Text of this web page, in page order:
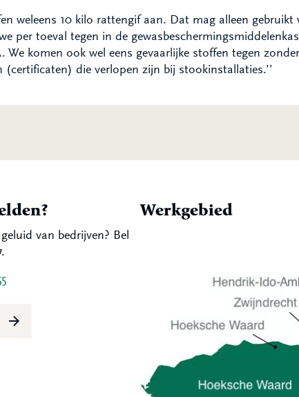
weleens 10 kilo rattengif aan. Dat mag alleen
per toeval tegen in de
We komen ook wel eens gevaarlijke stoffen tegen
(certificaten) die verlopen zijn bij stookinstallaties.’’
van bedrijven? Bel
Werkgebied